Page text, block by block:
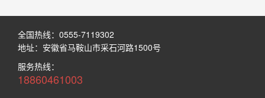
全国热线：0555-7119302
地址：安徽省马鞍山市采石河路1500号
服务热线：
18860461003